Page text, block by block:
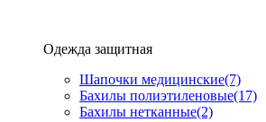
Одежда защитная
Шапочки медицинские(7)
Бахилы полиэтиленовые(17)
Бахилы нетканные(2)